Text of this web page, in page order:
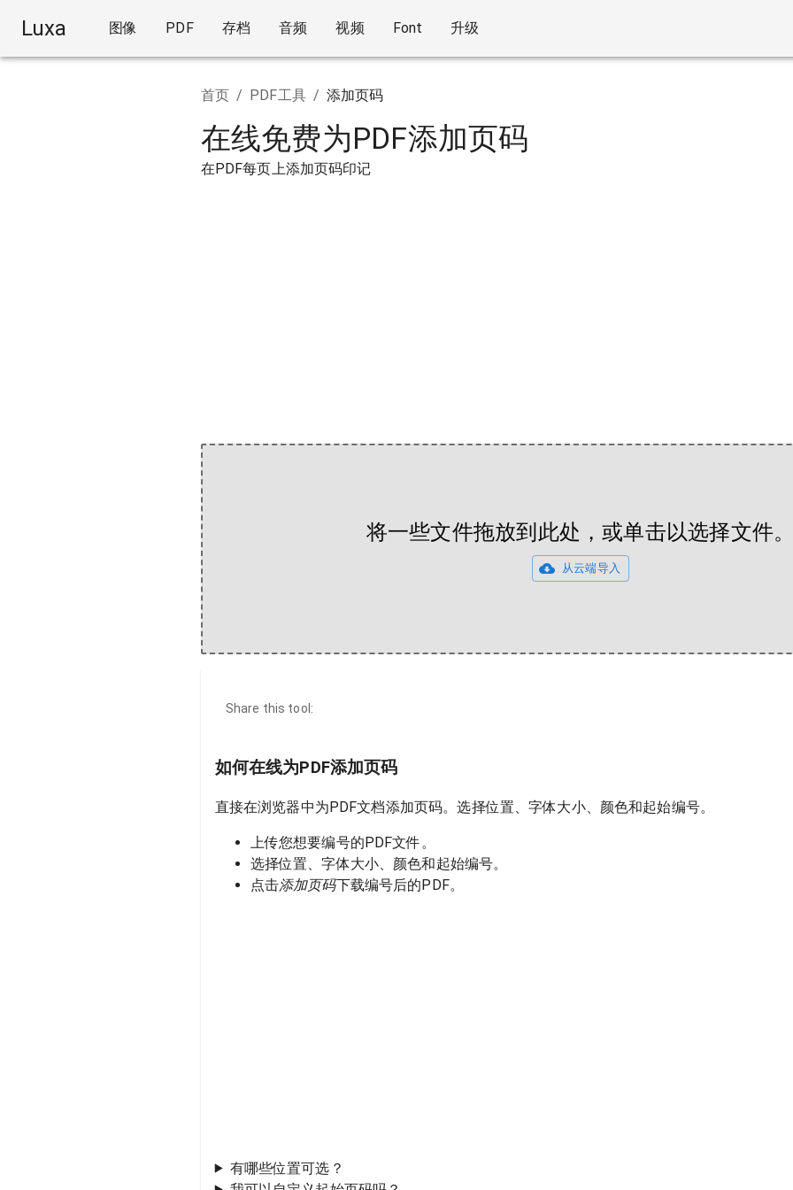
Luxa 图像 PDF 存档 音频 视频 Font 升级
首页 / PDF工具 / 添加页码
在线免费为PDF添加页码
在PDF每页上添加页码印记
将一些文件拖放到此处，或单击以选择文件
从云端导入
Share this tool:
如何在线为PDF添加页码
直接在浏览器中为PDF文档添加页码。选择位置、字体大小、颜色和起始编号。
上传您想要编号的PDF文件。
选择位置、字体大小、颜色和起始编号。
点击添加页码下载编号后的PDF。
有哪些位置可选？